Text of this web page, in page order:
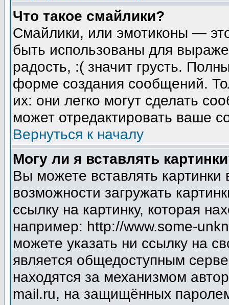
Что такое смайлики?
Смайлики, или эмотиконы —
быть использованы для
радость, :( значит грусть.
форме создания сообщений.
их: они легко могут сделать
может отредактировать ваше
Вернуться к началу
Могу ли я вставлять
Вы можете вставлять
возможности загружать
ссылку на картинку, которая
например: http://www.some-
можете указать ни ссылку на
является общедоступным
находятся за механизмом
mail.ru, на защищённых